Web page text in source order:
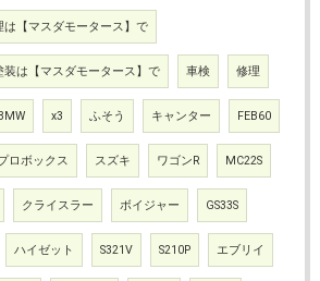
【マスダモータース】で
は【マスダモータース】で 車検 修理
x3 ふそう キャンター FEB60
ロボックス スズキ ワゴンR MC22S
クライスラー ボイジャー GS33S
ハイゼット S321V S210P エブリイ